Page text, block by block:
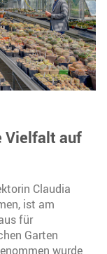
Vielfalt auf
Claudia
ist am
für
Garten
wurde